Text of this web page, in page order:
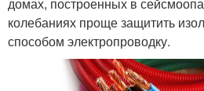
домах, построенных в
колебаниях проще защитить
способом электропроводку.